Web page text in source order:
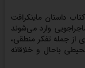
داستان ماینکرافت
وارد می‌شوند
از جمله تفکر منطقی،
باحال و خلاقانه